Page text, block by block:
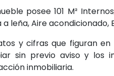
posee 101 M²
a leña, Aire
y cifras que figuran
sin previo aviso y los
inmobiliaria.